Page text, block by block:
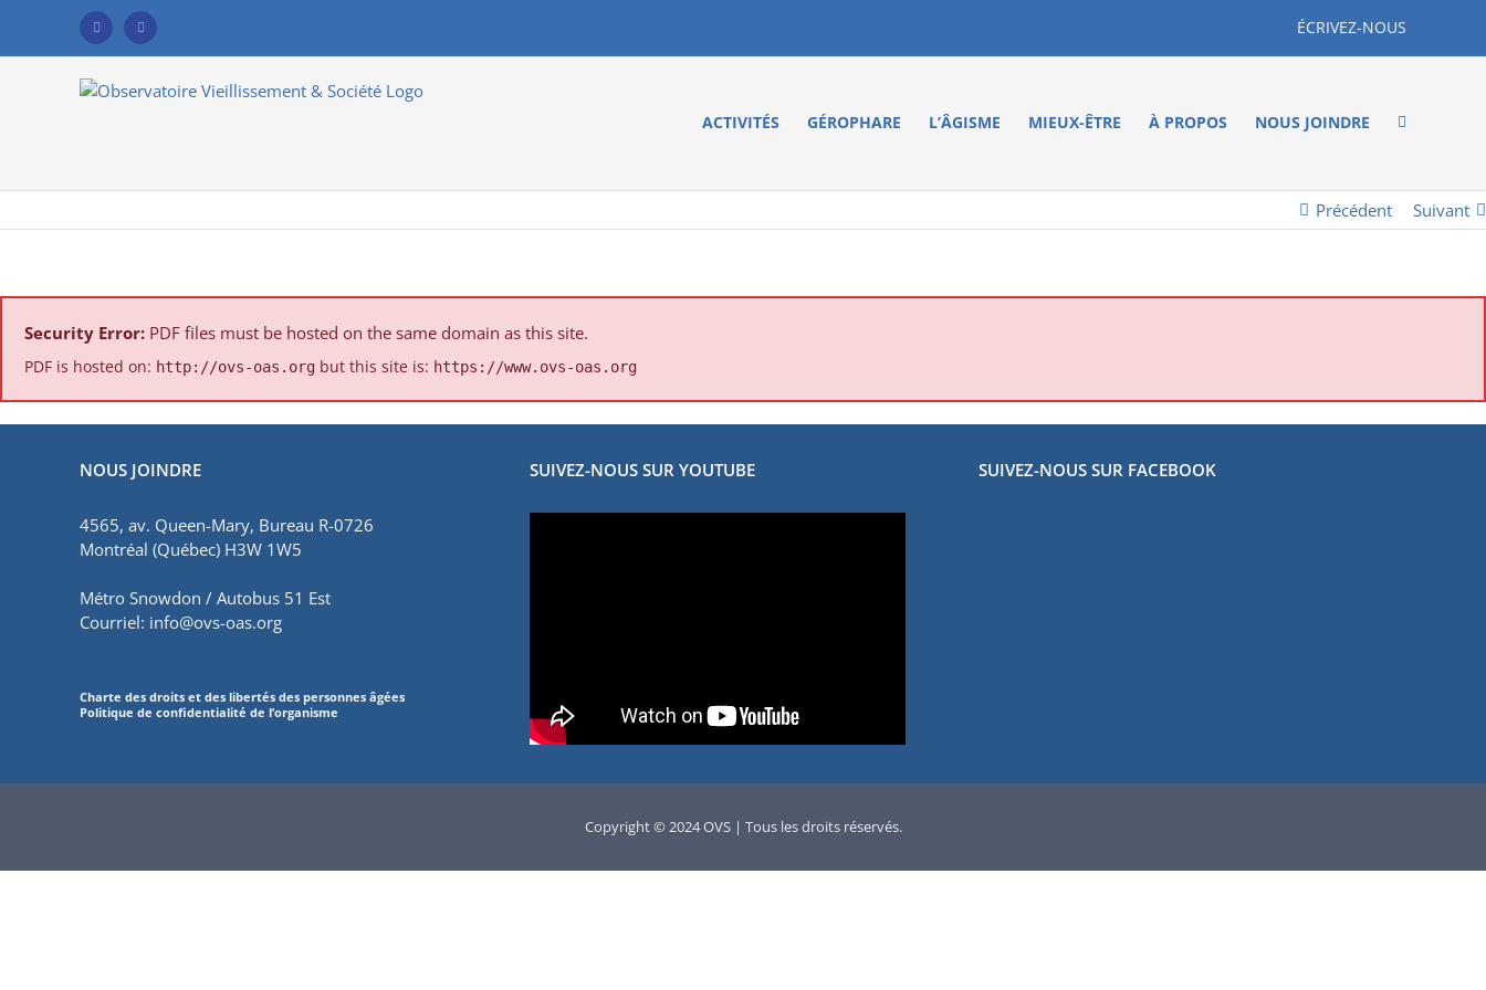
content
FacebookYouTube ÉCRIVEZ-NOUS
ACTIVITÉS GÉROPHARE L’ÂGISME MIEUX-ÊTRE À PROPOS NOUS JOINDRE
Précédent Suivant
Security Error: PDF files must be hosted on the same domain as this site.
PDF is hosted on: http://ovs-oas.org but this site is: https://www.ovs-oas.org
NOUS JOINDRE
4565, av. Queen-Mary, Bureau R-0726
Montréal (Québec) H3W 1W5
Métro Snowdon / Autobus 51 Est
Courriel: info@ovs-oas.org
Charte des droits et des libertés des personnes âgées
Politique de confidentialité de l’organisme
SUIVEZ-NOUS SUR YOUTUBE SUIVEZ-NOUS SUR FACEBOOK
Copyright © 2024 OVS | Tous les droits réservés.